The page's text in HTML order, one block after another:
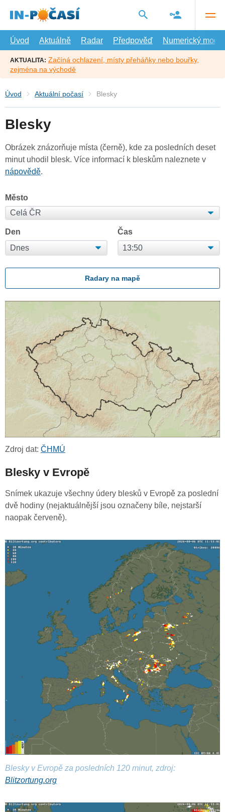
hlavní
Úvod
Aktuálně Radar Předpověď Numerický model
AKTUALITA: Začíná ochlazení, místy přeháňky nebo bouřky,
zejména na východě
Úvod Aktuální počasí Blesky
Blesky
Obrázek znázorňuje místa (černě), kde za posledních deset
minut uhodil blesk. Více informací k bleskům naleznete v
nápovědě.
Město
Den Čas
Radary na mapě
Zdroj dat: ČHMÚ
Blesky v Evropě
Snímek ukazuje všechny údery blesků v Evropě za poslední
dvě hodiny (nejaktuálnější jsou označeny bíle, nejstarší
naopak červeně).
Blesky v Evropě za posledních 120 minut, zdroj:
Blitzortung.org